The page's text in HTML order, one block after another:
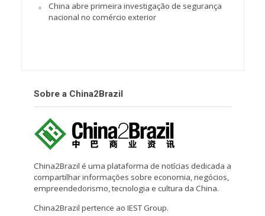
China abre primeira investigação de segurança
nacional no comércio exterior
Sobre a China2Brazil
China2Brazil é uma plataforma de notícias dedicada a
compartilhar informações sobre economia, negócios,
empreendedorismo, tecnologia e cultura da China.
China2Brazil pertence ao IEST Group.